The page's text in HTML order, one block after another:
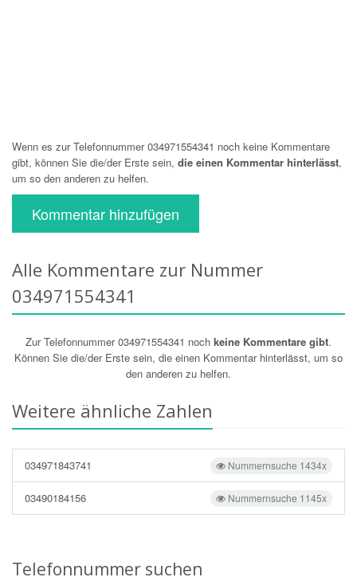
Wenn es zur Telefonnummer 034971554341 noch keine Kommentare
gibt, können Sie die/der Erste sein, die einen Kommentar hinterlässt,
um so den anderen zu helfen.
Kommentar hinzufügen
Alle Kommentare zur Nummer
034971554341
Zur Telefonnummer 034971554341 noch keine Kommentare gibt.
Können Sie die/der Erste sein, die einen Kommentar hinterlässt, um so
den anderen zu helfen.
Weitere ähnliche Zahlen
Nummernsuche 1434x
034971843741
Nummernsuche 1145x
03490184156
Telefonnummer suchen